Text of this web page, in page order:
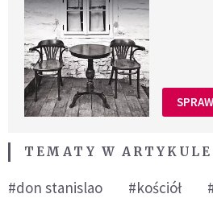
TEMATY W ARTYKULE
#don stanislao #kościół